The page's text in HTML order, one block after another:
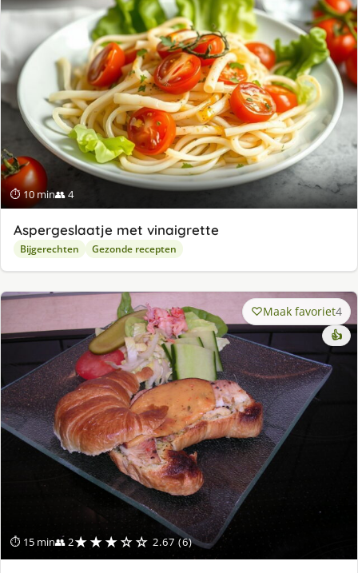
⏱ 10 min👥 4
Aspergeslaatje met vinaigrette
Bijgerechten Gezonde recepten
⏱ 15 min👥 2★★★☆☆ 2.67 (6)
Maak favoriet4
👍